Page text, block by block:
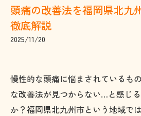
頭痛の改善法を福岡県北九
徹底解説
2025/11/20
慢性的な頭痛に悩まされているも
な改善法が見つからない…と感じ
か？福岡県北九州市という地域で